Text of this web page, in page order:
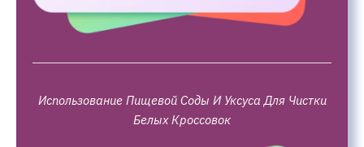
Использование Пищевой Соды И Уксуса Для Чистки
Белых Кроссовок